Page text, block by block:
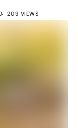
209 VIEWS